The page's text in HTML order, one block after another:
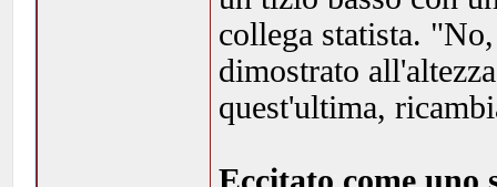
collega statista.
dimostrato
quest'ultima,